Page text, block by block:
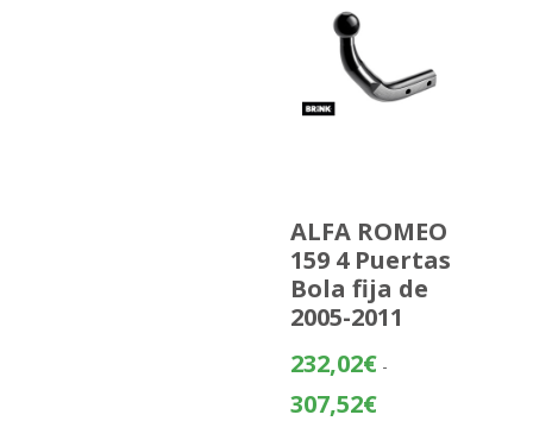
ALFA ROMEO
159 4 Puertas
Bola fija de
2005-2011
232,02€ -
307,52€Rango